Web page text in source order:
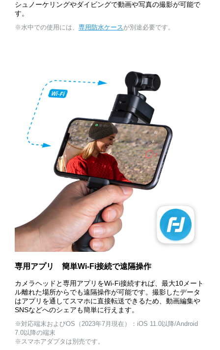
シュノーケリングやダイビングで動画や写真の撮影が可能で
す。
※水中での使用には、 専用防水ケースが別途必要です。
専用アプリ 簡単Wi-Fi接続で遠隔操作
カメラヘッドと専用アプリをWi-Fi接続すれば、最大10メート
ル離れた場所からでも遠隔操作が可能です。撮影したデータ
はアプリを通してスマホに直接転送できるため、動画編集や
SNSなどへのシェアも簡単に行えます。
※対応端末およびOS（2023年7月現在）：iOS 11.0以降/Android
7.0以降の端末
※スマホアダプタは別売です。